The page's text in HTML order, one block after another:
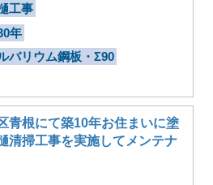
工事
年
バリウム鋼板・Σ90
青根にて築10年お住まいに塗
清掃工事を実施してメンテナ